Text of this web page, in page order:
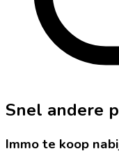
Snel andere
Immo te koop